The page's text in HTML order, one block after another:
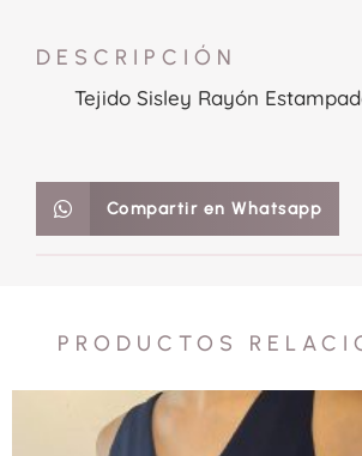
DESCRIPCIÓN
Tejido Sisley Rayón
Compartir en Whatsapp
PRODUCTOS